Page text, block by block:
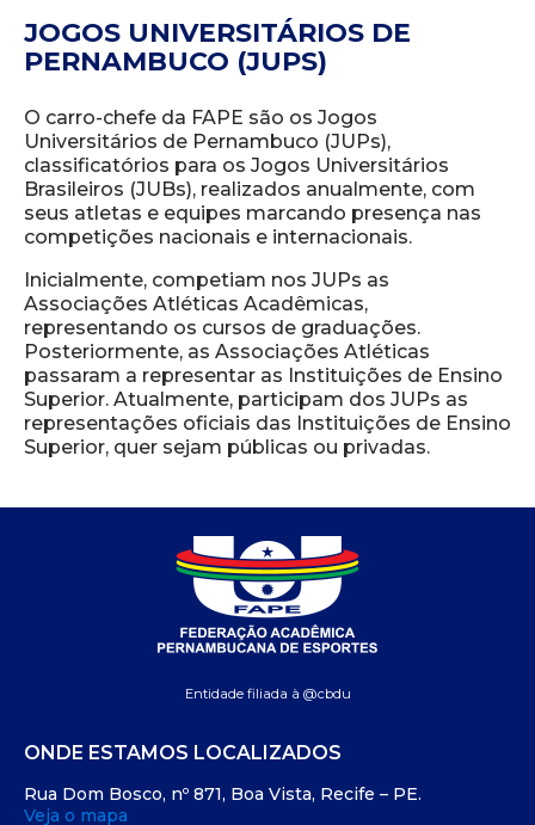
JOGOS UNIVERSITÁRIOS DE
PERNAMBUCO (JUPS)
O carro-chefe da FAPE são os Jogos
Universitários de Pernambuco (JUPs),
classificatórios para os Jogos Universitários
Brasileiros (JUBs), realizados anualmente, com
seus atletas e equipes marcando presença nas
competições nacionais e internacionais.
Inicialmente, competiam nos JUPs as
Associações Atléticas Acadêmicas,
representando os cursos de graduações.
Posteriormente, as Associações Atléticas
passaram a representar as Instituições de Ensino
Superior. Atualmente, participam dos JUPs as
representações oficiais das Instituições de Ensino
Superior, quer sejam públicas ou privadas.
Entidade filiada à @cbdu
ONDE ESTAMOS LOCALIZADOS
Rua Dom Bosco, nº 871, Boa Vista, Recife – PE.
Veja o mapa